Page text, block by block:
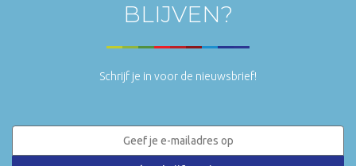
BLIJVEN?
Schrijf je in voor de nieuwsbrief!